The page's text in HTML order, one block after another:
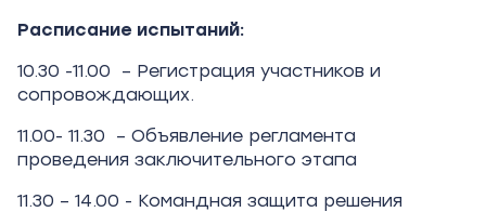
Расписание испытаний:
10.30 -11.00 – Регистрация участников и
сопровождающих.
11.00- 11.30 – Объявление регламента
проведения заключительного этапа
11.30 – 14.00 - Командная защита решения